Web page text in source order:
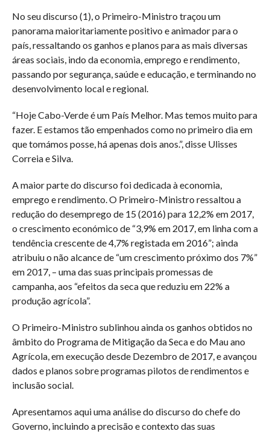
No seu discurso (1), o Primeiro-Ministro traçou um
panorama maioritariamente positivo e animador para o
país, ressaltando os ganhos e planos para as mais diversas
áreas sociais, indo da economia, emprego e rendimento,
passando por segurança, saúde e educação, e terminando no
desenvolvimento local e regional.
“Hoje Cabo-Verde é um País Melhor. Mas temos muito para
fazer. E estamos tão empenhados como no primeiro dia em
que tomámos posse, há apenas dois anos.”, disse Ulisses
Correia e Silva.
A maior parte do discurso foi dedicada à economia,
emprego e rendimento. O Primeiro-Ministro ressaltou a
redução do desemprego de 15 (2016) para 12,2% em 2017,
o crescimento económico de “3,9% em 2017, em linha com a
tendência crescente de 4,7% registada em 2016”; ainda
atribuiu o não alcance de “um crescimento próximo dos 7%”
em 2017, – uma das suas principais promessas de
campanha, aos “efeitos da seca que reduziu em 22% a
produção agrícola”.
O Primeiro-Ministro sublinhou ainda os ganhos obtidos no
âmbito do Programa de Mitigação da Seca e do Mau ano
Agrícola, em execução desde Dezembro de 2017, e avançou
dados e planos sobre programas pilotos de rendimentos e
inclusão social.
Apresentamos aqui uma análise do discurso do chefe do
Governo, incluindo a precisão e contexto das suas